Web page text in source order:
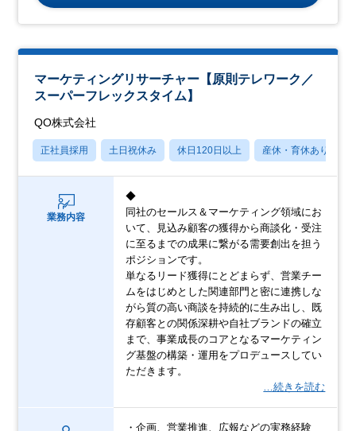
マーケティングリサーチャー【原則テレワーク／
スーパーフレックスタイム】
QO株式会社
正社員採用 土日祝休み 休日120日以上 産休・育休あり
業務内容
◆
同社のセールス＆マーケティング領域にお
いて、見込み顧客の獲得から商談化・受注
に至るまでの成果に繋がる需要創出を担う
ポジションです。
単なるリード獲得にとどまらず、営業チー
ムをはじめとした関連部門と密に連携しな
がら質の高い商談を持続的に生み出し、既
存顧客との関係深耕や自社ブランドの確立
まで、事業成長のコアとなるマーケティン
グ基盤の構築・運用をプロデュースしてい
ただきます。
…続きを読む
・企画、営業推進、広報などの実務経験